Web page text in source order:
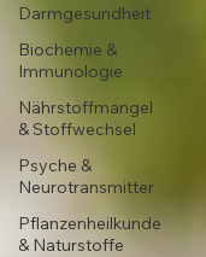
Darmgesundheit
Biochemie &
Immunologie
Nährstoffmangel
& Stoffwechsel
Psyche &
Neurotransmitter
Pflanzenheilkunde
& Naturstoffe